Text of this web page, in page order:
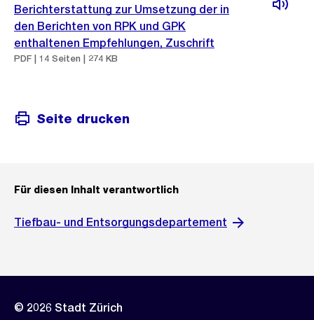
Berichterstattung zur Umsetzung der in
den Berichten von RPK und GPK
enthaltenen Empfehlungen, Zuschrift
PDF | 14 Seiten | 274 KB
Seite drucken
Für diesen Inhalt verantwortlich
Tiefbau- und Entsorgungsdepartement
© 2026 Stadt Zürich